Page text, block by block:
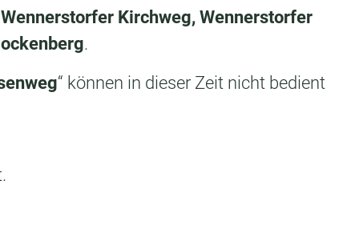
Kirchweg, Wennerstorfer
.
“ können in dieser Zeit nicht bedient